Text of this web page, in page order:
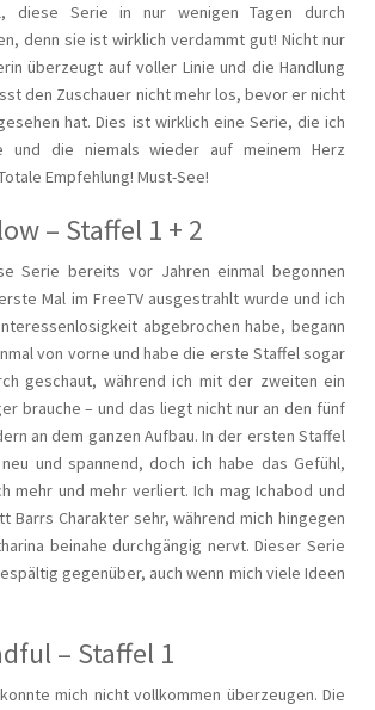
diese Serie in nur wenigen Tagen durch
denn sie ist wirklich verdammt gut! Nicht nur
überzeugt auf voller Linie und die Handlung
den Zuschauer nicht mehr los, bevor er nicht
hat. Dies ist wirklich eine Serie, die ich
und die niemals wieder auf meinem Herz
Empfehlung! Must-See!
– Staffel 1 + 2
Serie bereits vor Jahren einmal begonnen
Mal im FreeTV ausgestrahlt wurde und ich
abgebrochen habe, begann
von vorne und habe die erste Staffel sogar
geschaut, während ich mit der zweiten ein
brauche – und das liegt nicht nur an den fünf
an dem ganzen Aufbau. In der ersten Staffel
und spannend, doch ich habe das Gefühl,
mehr und mehr verliert. Ich mag Ichabod und
Barrs Charakter sehr, während mich hingegen
beinahe durchgängig nervt. Dieser Serie
gegenüber, auch wenn mich viele Ideen
– Staffel 1
mich nicht vollkommen überzeugen. Die